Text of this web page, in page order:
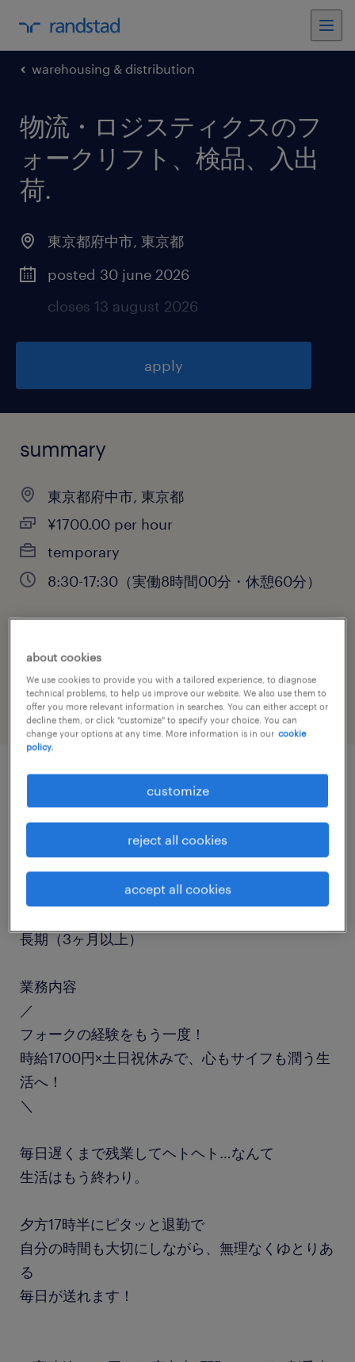
warehousing & distribution
物流・ロジスティクスのフ
ォークリフト、検品、入出
荷.
東京都府中市, 東京都
posted 30 june 2026
closes 13 august 2026
apply
summary
東京都府中市, 東京都
¥1700.00 per hour
temporary
8:30-17:30（実働8時間00分・休憩60分）
job category
warehousing & distribution
フォークリフト、検品、入出荷
長期（3ヶ月以上）
業務内容
／
フォークの経験をもう一度！
時給1700円×土日祝休みで、心もサイフも潤う生
活へ！
＼
毎日遅くまで残業してヘトヘト…なんて
生活はもう終わり。
夕方17時半にピタッと退勤で
自分の時間も大切にしながら、無理なくゆとりあ
る
毎日が送れます！
about cookies
We use cookies to provide you with a tailored experience, to diagnose
technical problems, to help us improve our website. We also use them to
offer you more relevant information in searches. You can either accept or
decline them, or click "customize" to specify your choice. You can
change your options at any time. More information is in our cookie
policy.
customize
reject all cookies
accept all cookies